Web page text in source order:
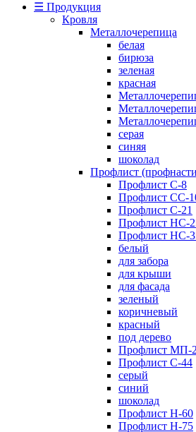
☰ Продукция
Кровля
Металлочерепица
белая
бирюза
зеленая
красная
серая
синяя
шоколад
Профлист
Профлист С-8
Профлист СС-
Профлист C-21
Профлист НС-
Профлист НС-
белый
для забора
для крыши
для фасада
зеленый
коричневый
красный
под дерево
Профлист МП-
Профлист С-44
серый
синий
шоколад
Профлист Н-60
Профлист Н-75